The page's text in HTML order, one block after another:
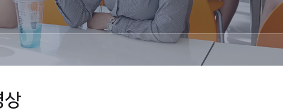
제8,9대 총장 이용걸
제6,7대 총장 김유성
·창업지원처 소개 학생종합경력시스템 세빈샵(온라인
영화웹툰애니메이션학과
디어문화학부
글로벌물류학과
호텔경영학과
관광경영학과
전기전자공학과
재난안전학과
보건안전공학과
이수안내
직과목 해설
신청서 다운로드
e-Book디자인ㆍ제작학
정밀의료인공지능융합학
화장품생명융합학
동일
재수강
수강포
대학축제 학생커뮤니티 학생사회봉사
학술정보원 편집방송국 학생생활관
문사회과학연구소
학생활동
상